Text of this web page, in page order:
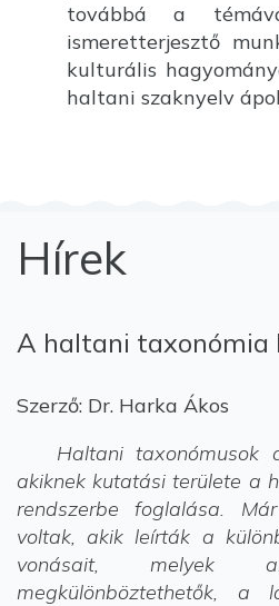
továbbá a
ismeretterjesztő
kulturális
haltani szaknyelv
Hírek
A haltani taxonómia
Szerző: Dr. Harka Ákos
Haltani taxonómusok
akiknek kutatási területe a
rendszerbe foglalása.
voltak, akik leírták a
vonásait, melyek
megkülönböztethetők, a